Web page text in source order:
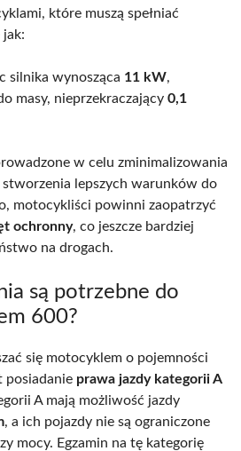
które muszą spełniać
silnika wynosząca 11 kW,
masy, nieprzekraczający 0,1
w celu zminimalizowania
lepszych warunków do
motocykliści powinni zaopatrzyć
ochronny, co jeszcze bardziej
na drogach.
są potrzebne do
600?
się motocyklem o pojemności
posiadanie prawa jazdy kategorii A
A mają możliwość jazdy
, a ich pojazdy nie są ograniczone
mocy. Egzamin na tę kategorię